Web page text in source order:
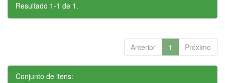
Resultado 1-1 de 1.
Anterior 1 Próximo
Conjunto de itens: